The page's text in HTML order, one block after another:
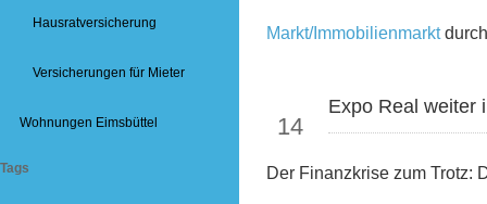
Hausratversicherung
Versicherungen für Mieter
Wohnungen Eimsbüttel
Tags
Markt/Immobilienmarkt
14
Expo Real
Der Finanzkrise zum Trotz: